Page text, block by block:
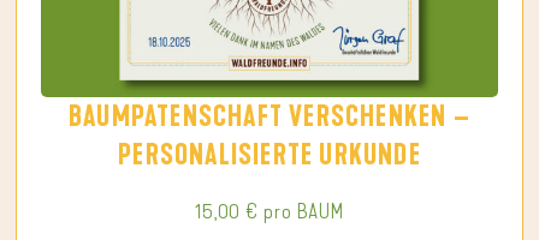
BAUMPATENSCHAFT VERSCHENKEN –
PERSONALISIERTE URKUNDE
15,00€ pro BAUM